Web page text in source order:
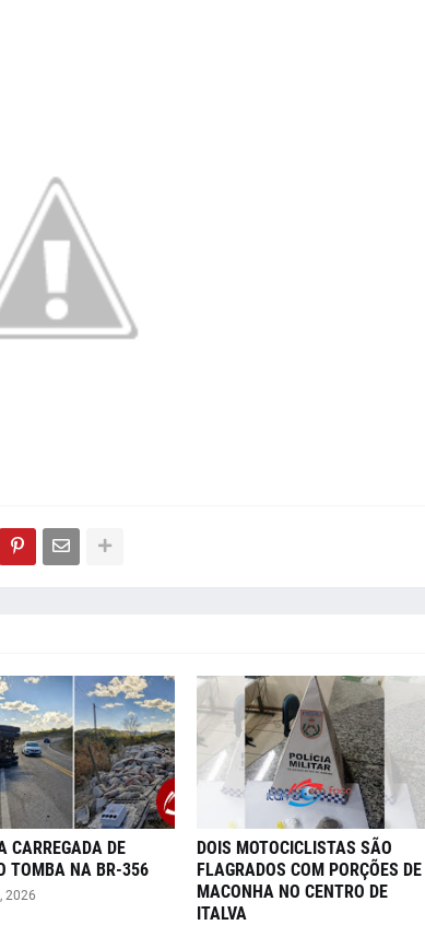
CARREGADA DE
TOMBA NA BR-356
2026
DOIS MOTOCICLISTAS SÃO
FLAGRADOS COM PORÇÕES DE
MACONHA NO CENTRO DE
ITALVA